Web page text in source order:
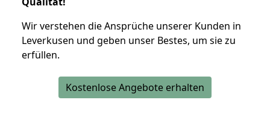
Wir verstehen die Ansprüche unserer Kunden in
Leverkusen und geben unser Bestes, um sie zu
erfüllen.
Kostenlose Angebote erhalten